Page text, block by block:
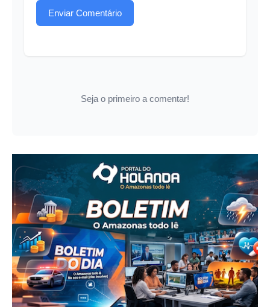
Enviar Comentário
Seja o primeiro a comentar!